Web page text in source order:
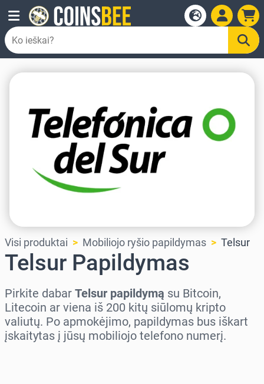
Visi produktai Mobiliojo ryšio papildymas Telsur
Telsur Papildymas
Pirkite dabar Telsur papildymą su Bitcoin,
Litecoin ar viena iš 200 kitų siūlomų kripto
valiutų. Po apmokėjimo, papildymas bus iškart
įskaitytas į jūsų mobiliojo telefono numerį.